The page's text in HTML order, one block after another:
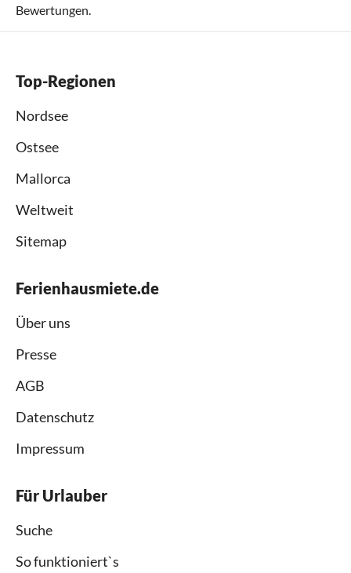
Bewertungen.
Top-Regionen
Nordsee
Ostsee
Mallorca
Weltweit
Sitemap
Ferienhausmiete.de
Über uns
Presse
AGB
Datenschutz
Impressum
Für Urlauber
Suche
So funktioniert`s